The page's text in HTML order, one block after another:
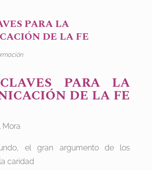
PARA LA
DE LA FE
PARA LA
DE LA FE
Mora
el gran argumento de los
caridad